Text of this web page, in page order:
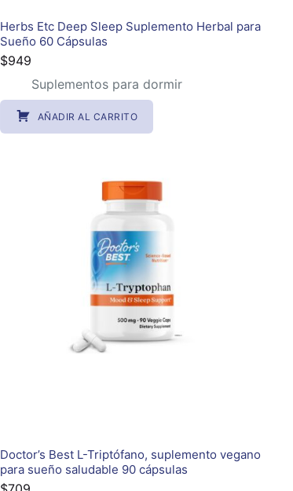
Herbs Etc Deep Sleep Suplemento Herbal para
Sueño 60 Cápsulas
$949
Suplementos para dormir
AÑADIR AL CARRITO
Doctor’s Best L-Triptófano, suplemento vegano
para sueño saludable 90 cápsulas